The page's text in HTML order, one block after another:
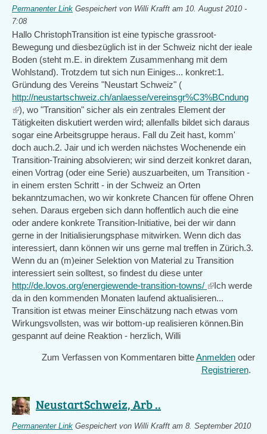
Permanenter Link Gespeichert von Willi Krafft am 10. August 2010 -
7:08
Hallo ChristophTransition ist eine typische grassroot-
Bewegung und diesbezüglich ist in der Schweiz nicht der ieale
Boden (steht m.E. in direktem Zusammenhang mit dem
Wohlstand). Trotzdem tut sich nun Einiges... konkret:1.
Gründung des Vereins "Neustart Schweiz" (
http://neustartschweiz.ch/anlaesse/vereinsgr%C3%BCndung
(link
is
external)
), wo "Transition" sicher als ein zentrales Element der
Tätigkeiten diskutiert werden wird; allenfalls bildet sich daraus
sogar eine Arbeitsgruppe heraus. Fall du Zeit hast, komm'
doch auch.2. Jair und ich werden nächstes Wochenende ein
Transition-Training absolvieren; wir sind derzeit konkret daran,
einen Vortrag (oder eine Serie) auszuarbeiten, um Transition -
in einem ersten Schritt - in der Schweiz an Orten
bekanntzumachen, wo wir konkrete Chancen für offene Ohren
sehen. Daraus ergeben sich dann hoffentlich auch die eine
oder andere konkrete Transition-Initiative, bei der wir dann
gerne in der Initialisierungsphase mitwirken. Wenn dich das
interessiert, dann können wir uns gerne mal treffen in Zürich.3.
Wenn du an (m)einer Selektion von Material zu Transition
interessiert sein solltest, so findest du diese unter
http://de.lovos.org/energiewende-transition-towns/ (link
is
external)
Ich werde
da in den kommenden Monaten laufend aktualisieren...
Transition ist etwas meiner Einschätzung nach etwas vom
Wirkungsvollsten, was wir bottom-up realisieren können.Bin
gespannt auf deine Reaktion - herzlich, Willi
Zum Verfassen von Kommentaren bitteAnmelden oder
Registrieren.
NeustartSchweiz, Arb ..
Permanenter Link Gespeichert von Willi Krafft am 8. September 2010